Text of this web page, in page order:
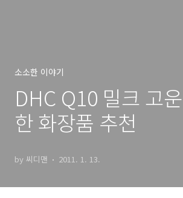
소소한 이야기
DHC Q10 밀크 고
한 화장품 추천
by 씨디맨 2011. 1. 13.